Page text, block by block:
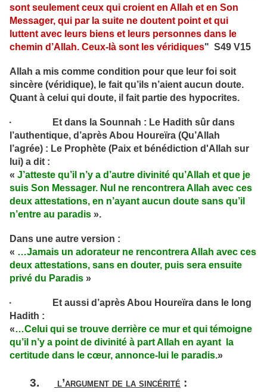
sont seulement ceux qui croient en Allah et en Son
Messager, qui par la suite ne doutent point et qui
luttent avec leurs biens et leurs personnes dans le
chemin d’Allah. Ceux-là sont les véridiques" S49 V15
Allah a mis comme condition pour que leur foi soit
sincère (véridique), le fait qu’ils n’aient aucun doute.
Quant à celui qui doute, il fait partie des hypocrites.
· Et dans la Sounnah : Le Hadith sûr dans
l’authentique, d’après Abou Houreïra (Qu’Allah
l’agrée) : Le Prophète (Paix et bénédiction d'Allah sur
lui) a dit :
« J’atteste qu’il n’y a d’autre divinité qu’Allah et que je
suis Son Messager. Nul ne rencontrera Allah avec ces
deux attestations, en n’ayant aucun doute sans qu’il
n’entre au paradis ».
Dans une autre version :
« …Jamais un adorateur ne rencontrera Allah avec ces
deux attestations, sans en douter, puis sera ensuite
privé du Paradis »
· Et aussi d’après Abou Houreïra dans le long
Hadith :
«…Celui qui se trouve derrière ce mur et qui témoigne
qu’il n’y a point de divinité à part Allah en ayant la
certitude dans le cœur, annonce-lui le paradis.»
3. l’argument de la sincérité :